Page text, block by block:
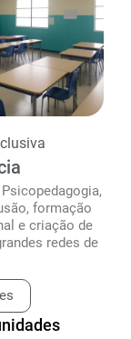
formação
e criação de
redes de